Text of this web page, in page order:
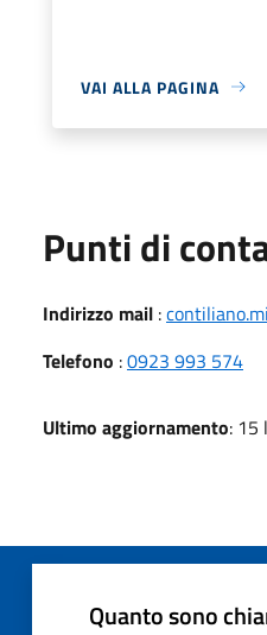
VAI ALLA PAGINA
Punti di
Indirizzo mail :
Telefono :0923 993 574
Ultimo aggiornamento: 15
Quanto sono